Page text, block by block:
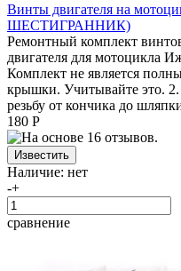
Винты двигателя на
ШЕСТИГРАННИК)
Ремонтный комплект
двигателя для мотоцикла
Комплект не является
крышки. Учитывайте это.
резьбу от кончика до
180 Р
Наличие: нет
-+
сравнение